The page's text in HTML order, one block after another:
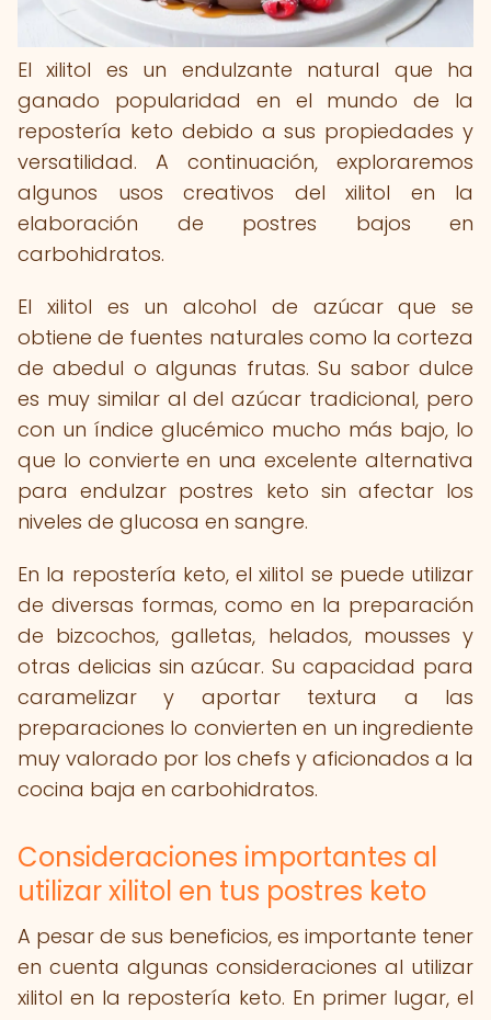
El xilitol es un endulzante natural que ha
ganado popularidad en el mundo de la
repostería keto debido a sus propiedades y
versatilidad. A continuación, exploraremos
algunos usos creativos del xilitol en la
elaboración de postres bajos en
carbohidratos.
El xilitol es un alcohol de azúcar que se
obtiene de fuentes naturales como la corteza
de abedul o algunas frutas. Su sabor dulce
es muy similar al del azúcar tradicional, pero
con un índice glucémico mucho más bajo, lo
que lo convierte en una excelente alternativa
para endulzar postres keto sin afectar los
niveles de glucosa en sangre.
En la repostería keto, el xilitol se puede utilizar
de diversas formas, como en la preparación
de bizcochos, galletas, helados, mousses y
otras delicias sin azúcar. Su capacidad para
caramelizar y aportar textura a las
preparaciones lo convierten en un ingrediente
muy valorado por los chefs y aficionados a la
cocina baja en carbohidratos.
Consideraciones importantes al
utilizar xilitol en tus postres keto
A pesar de sus beneficios, es importante tener
en cuenta algunas consideraciones al utilizar
xilitol en la repostería keto. En primer lugar, el